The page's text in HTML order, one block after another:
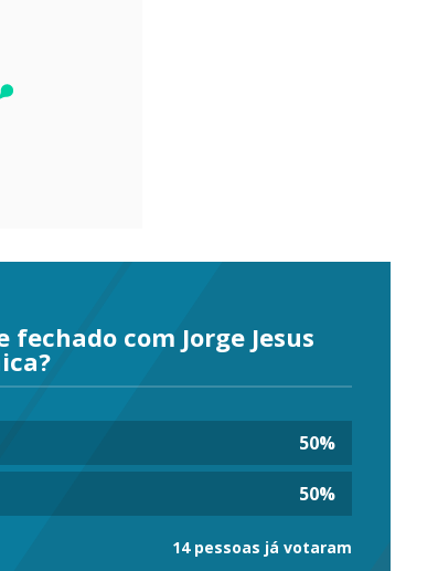
fechado com Jorge Jesus
50%
50%
14 pessoas já votaram